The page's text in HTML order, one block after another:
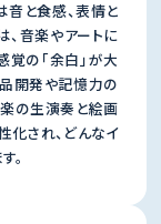
音と食感、表情と
、音楽やアートに
の「余白」が大
開発や記憶力の
の生演奏と絵画
化され、どんなイ
。